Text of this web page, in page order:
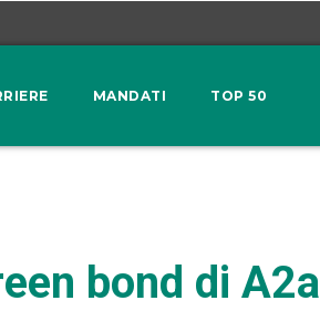
MANDATI TOP 50
bond di A2a